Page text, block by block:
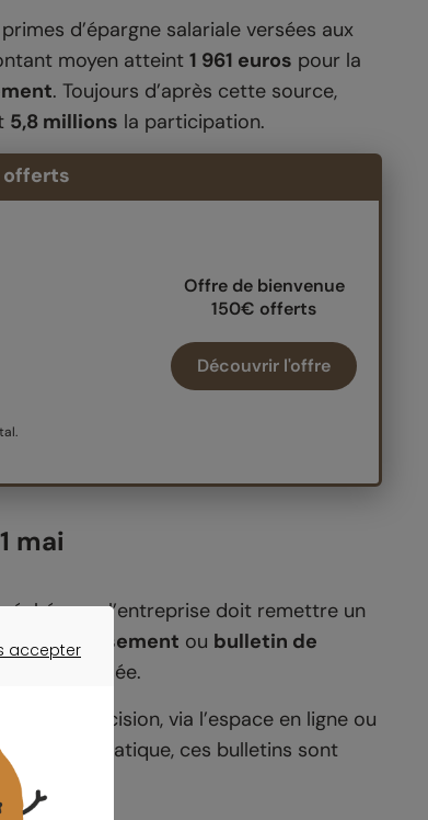
d’épargne salariale versées aux
moyen atteint 1 961 euros pour la
. Toujours d’après cette source,
5,8 millions la participation.
offerts
Offre de bienvenue
150€ offerts
Découvrir l'offre
mai
échéance, l’entreprise doit remettre un
d’intéressement ou bulletin de
sa décision, via l’espace en ligne ou
En pratique, ces bulletins sont
accepter